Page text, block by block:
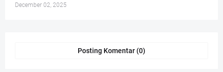
December 02, 2025
Posting Komentar (0)